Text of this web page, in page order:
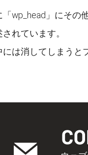
「wp_head」にその
れています。
には消してしまうと